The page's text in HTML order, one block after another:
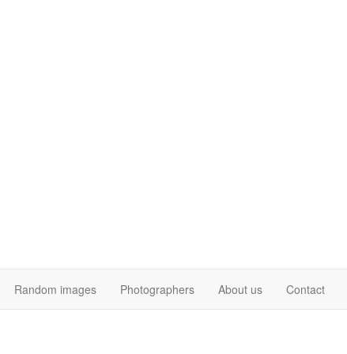
Random images Photographers About us Contact